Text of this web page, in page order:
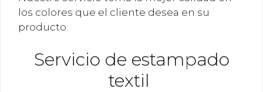
los colores que el cliente desea en su
producto.
Servicio de estampado
textil